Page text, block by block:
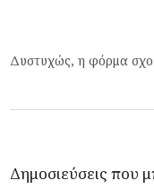
Δυστυχώς, η φόρμα
Δημοσιεύσεις που